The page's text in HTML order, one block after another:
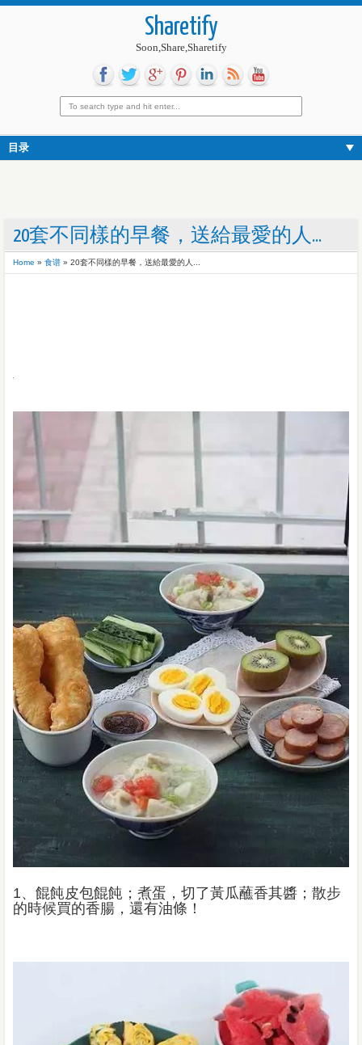
Sharetify
Soon,Share,Sharetify
目录
20套不同樣的早餐，送給最愛的人...
Home » 食谱 » 20套不同樣的早餐，送給最愛的人...
1、餛飩皮包餛飩；煮蛋，切了黃瓜蘸香其醬；散步
的時候買的香腸，還有油條！